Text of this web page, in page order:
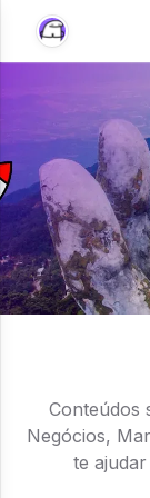
Conteúdos
Negócios,
te